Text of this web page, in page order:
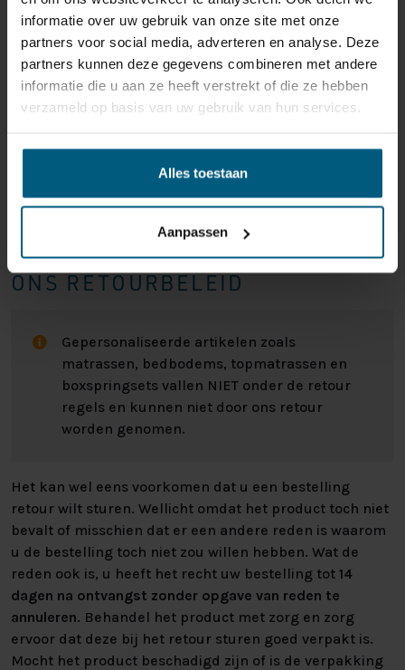
informatie over uw gebruik van onze site met onze
partners voor social media, adverteren en analyse. Deze
partners kunnen deze gegevens combineren met andere
informatie die u aan ze heeft verstrekt of die ze hebben
verzameld op basis van uw gebruik van hun services.
Alles toestaan
Aanpassen
ONS RETOURBELEID
Gepersonaliseerde artikelen zoals
matrassen, bedbodems, topmatrassen en
boxspringsets vallen NIET onder de retour
regels en kunnen niet door ons retour
worden genomen.
Het kan wel eens voorkomen dat u een bestelling
retour wilt sturen. Wellicht omdat het product toch niet
bevalt of misschien dat er een andere reden is waarom
u de bestelling toch niet zou willen hebben. Wat de
reden ook is, u heeft het recht uw bestelling tot 14
dagen na ontvangst zonder opgave van reden te
annuleren. Behandel het product met zorg en zorg
ervoor dat deze bij het retour sturen goed verpakt is.
Mocht het product beschadigd zijn of is de verpakking